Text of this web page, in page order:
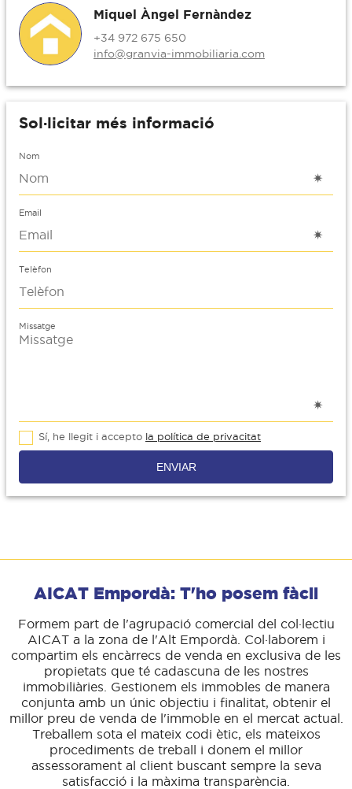
Miquel Àngel Fernàndez
+34 972 675 650
info@granvia-immobiliaria.com
Sol·licitar més informació
Nom
Email
Telèfon
Missatge
Sí, he llegit i accepto la política de privacitat
ENVIAR
AICAT Empordà: T'ho posem fàcil
Formem part de l'agrupació comercial del col·lectiu
AICAT a la zona de l'Alt Empordà. Col·laborem i
compartim els encàrrecs de venda en exclusiva de les
propietats que té cadascuna de les nostres
immobiliàries. Gestionem els immobles de manera
conjunta amb un únic objectiu i finalitat, obtenir el
millor preu de venda de l'immoble en el mercat actual.
Treballem sota el mateix codi ètic, els mateixos
procediments de treball i donem el millor
assessorament al client buscant sempre la seva
satisfacció i la màxima transparència.